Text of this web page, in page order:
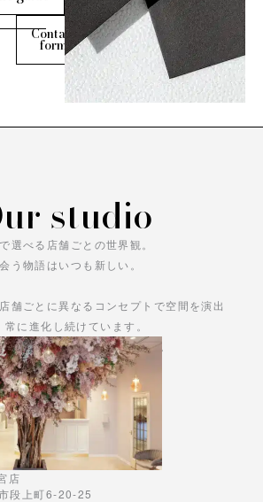
Contact
form
studio
選べる店舗ごとの世界観。
う物語はいつも新しい。
舗ごとに異なるコンセプトで空間を演出
常に進化し続けています。
けの物語をお楽しみください。
店
段上町6-20-25